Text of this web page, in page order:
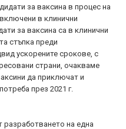
за ваксина в процес на
в клинични
за ваксина са в клинични
стъпка преди
ускорените срокове, с
страни, очакваме
да приключат и
през 2021 г.
на една